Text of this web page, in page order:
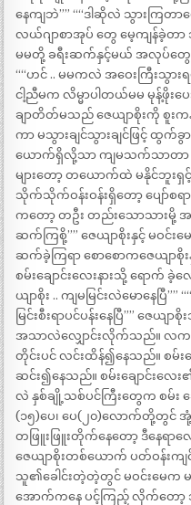
နေကျဘဲ”” ““ဒါဆိုလဲ သွားကြတာပေ
လယ်ဂျာစာအုပ် တွေ မေ့ကျန်ခဲ့
မမတို့ ခရီးဆက်နှင့်မယ် အလုပ်တွေအ
““ဟင် .. မမကလဲ အဝေးကြီးသွားရ
ငါ့ညီမက လိမ္မာပါတယ်မမ မုန့်ဖိုးပ
ချာတိတ်မသည် ဇေယျာစိုးကို စူးက
ကာ မသွားချင်သွားချင်ဖြင့် ထွ
ယောက်ရှိလို့သာ ကျမသက်သာတ
များတော့ တယောက်ထဲ မနိုင်ဘူးရှင့်
သိုက်သိုက်ဝန်းဝန်းရှိတော့ ပျော်စရ
ကတော့ တဦး တည်းသောသားမို့ အ
ဆက်ကြစို့”” ဇေယျာစိုးနှင့် မဝင်းမ
ဆက်ခဲ့ကြရာ စောစောကဇေယျာစို
စမ်းချောင်းလေးနားသို့ ရောက်
ယျာစိုး .. ကျမမြင်းလဲမောနေပြီ””
မြင်းစီးရာပင်ပန်းနေပြီ”” ဇေယျ
အသာလဲလျှောင်းလိုက်သည်။ လက
တိုင်းပင် လင်းထိန်၍နေသည်။ စမ်း
ဆင်း၍နေသည်။ စမ်းချောင်းလ
လဲ နှစ်ချို့သစ်ပင်ကြီးတွေက စမ်း ချေ
(၁၅)ပေ၊ ပေ(၂၀)လောက်တို့တွင်
တဖြူးဖြူးတိုက်နေတော့ ဒီနေရ
ဇေယျာစိုးတစ်ယောက် ပတ်ဝန်းက
သူ၏ခေါင်းတဲ့တဲ့တွင် မဝင်းမေက
အောက်ကနေ ပင့်ကြည့် လိုက်တော့